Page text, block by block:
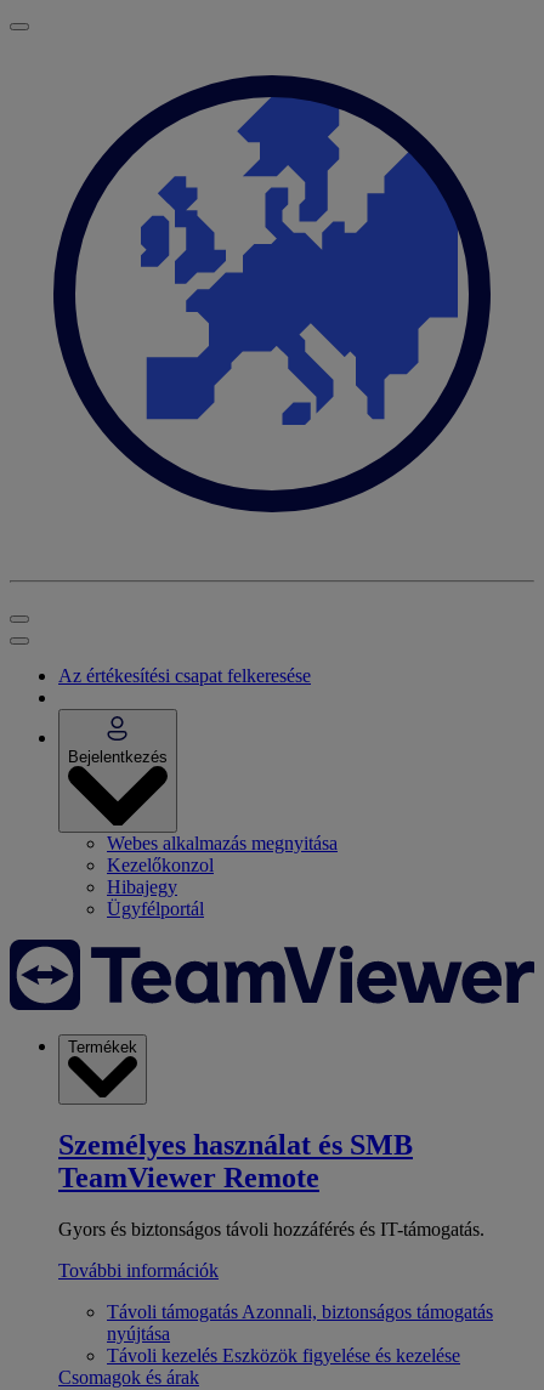
Az értékesítési csapat felkeresése
Bejelentkezés
Webes alkalmazás megnyitása
Kezelőkonzol
Hibajegy
Ügyfélportál
Termékek
Személyes használat és SMB
TeamViewer Remote
Gyors és biztonságos távoli hozzáférés és IT-támogatás.
További információk
Távoli támogatás Azonnali, biztonságos támogatás
nyújtása
Távoli kezelés Eszközök figyelése és kezelése
Csomagok és árak